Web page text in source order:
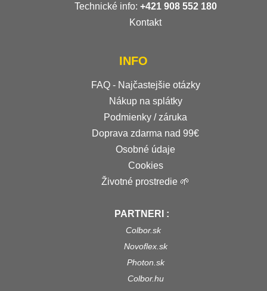
Technické info: +421 908 552 180
Kontakt
INFO
FAQ - Najčastejšie otázky
Nákup na splátky
Podmienky / záruka
Doprava zdarma nad 99€
Osobné údaje
Cookies
Životné prostredie 🌱
PARTNERI :
Colbor.sk
Novoflex.sk
Photon.sk
Colbor.hu